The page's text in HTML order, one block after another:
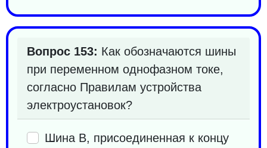
Вопрос 153: Как обозначаются шины
при переменном однофазном токе,
согласно Правилам устройства
электроустановок?
Шина B, присоединенная к концу